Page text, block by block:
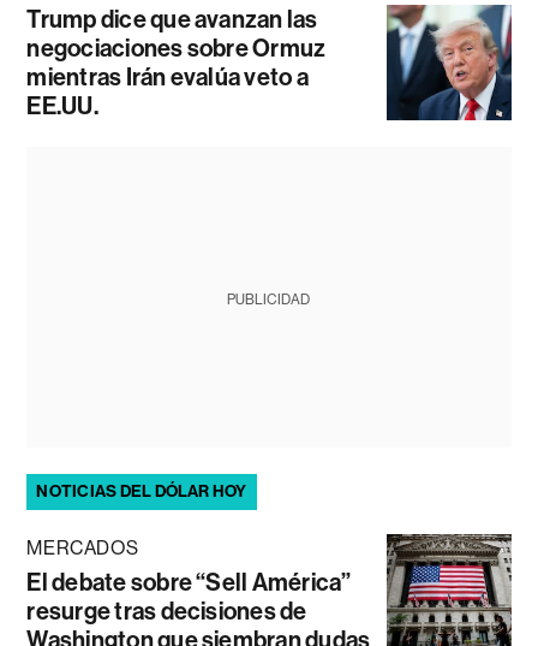
Trump dice que avanzan las
negociaciones sobre Ormuz
mientras Irán evalúa veto a
EE.UU.
PUBLICIDAD
NOTICIAS DEL DÓLAR HOY
MERCADOS
El debate sobre “Sell América”
resurge tras decisiones de
Washington que siembran dudas